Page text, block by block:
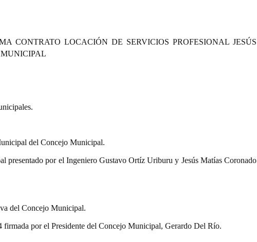
CONTRATO LOCACIÓN DE SERVICIOS PROFESIONAL JESÚS
del Concejo Municipal.
presentado por el Ingeniero Gustavo Ortíz Uriburu y Jesús Matías Coronado
del Concejo Municipal.
por el Presidente del Concejo Municipal, Gerardo Del Río.